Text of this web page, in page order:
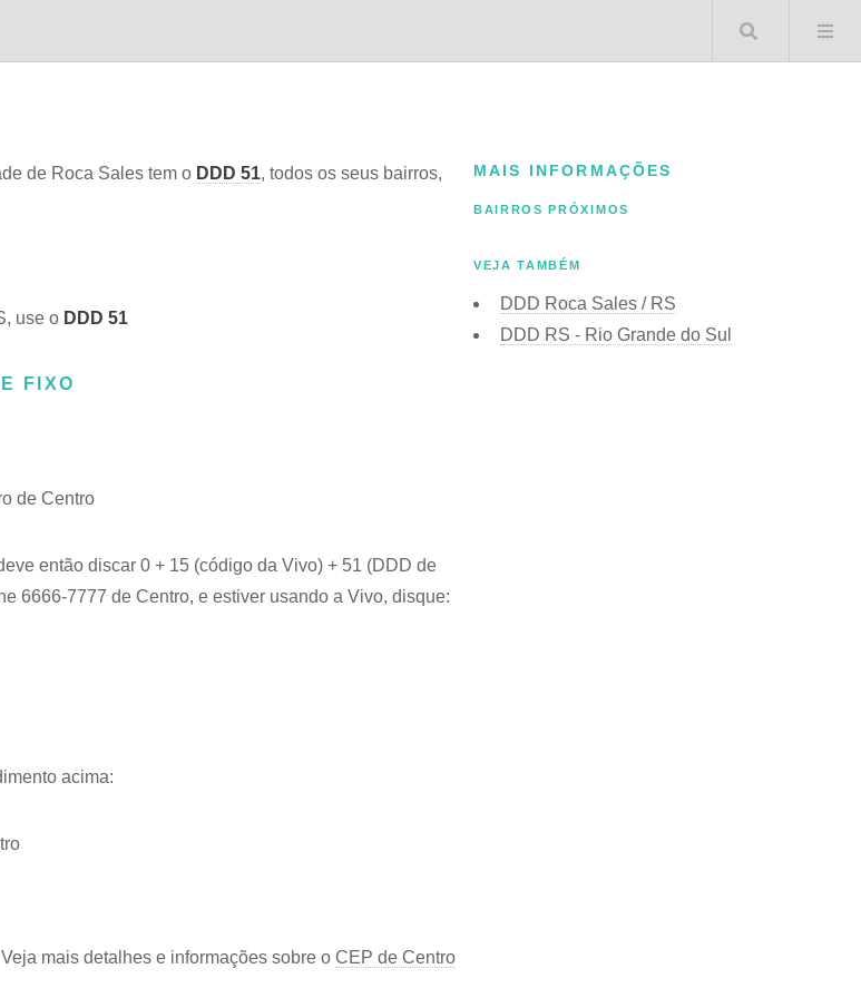
Buscar
de Roca Sales tem o DDD 51, todos os seus bairros,
use o DDD 51
FIXO
de Centro
então discar 0 + 15 (código da Vivo) + 51 (DDD de
6666-7777 de Centro, e estiver usando a Vivo, disque:
acima:
mais detalhes e informações sobre o CEP de Centro
MAIS INFORMAÇÕES
BAIRROS PRÓXIMOS
VEJA TAMBÉM
DDD Roca Sales / RS
DDD RS - Rio Grande do Sul